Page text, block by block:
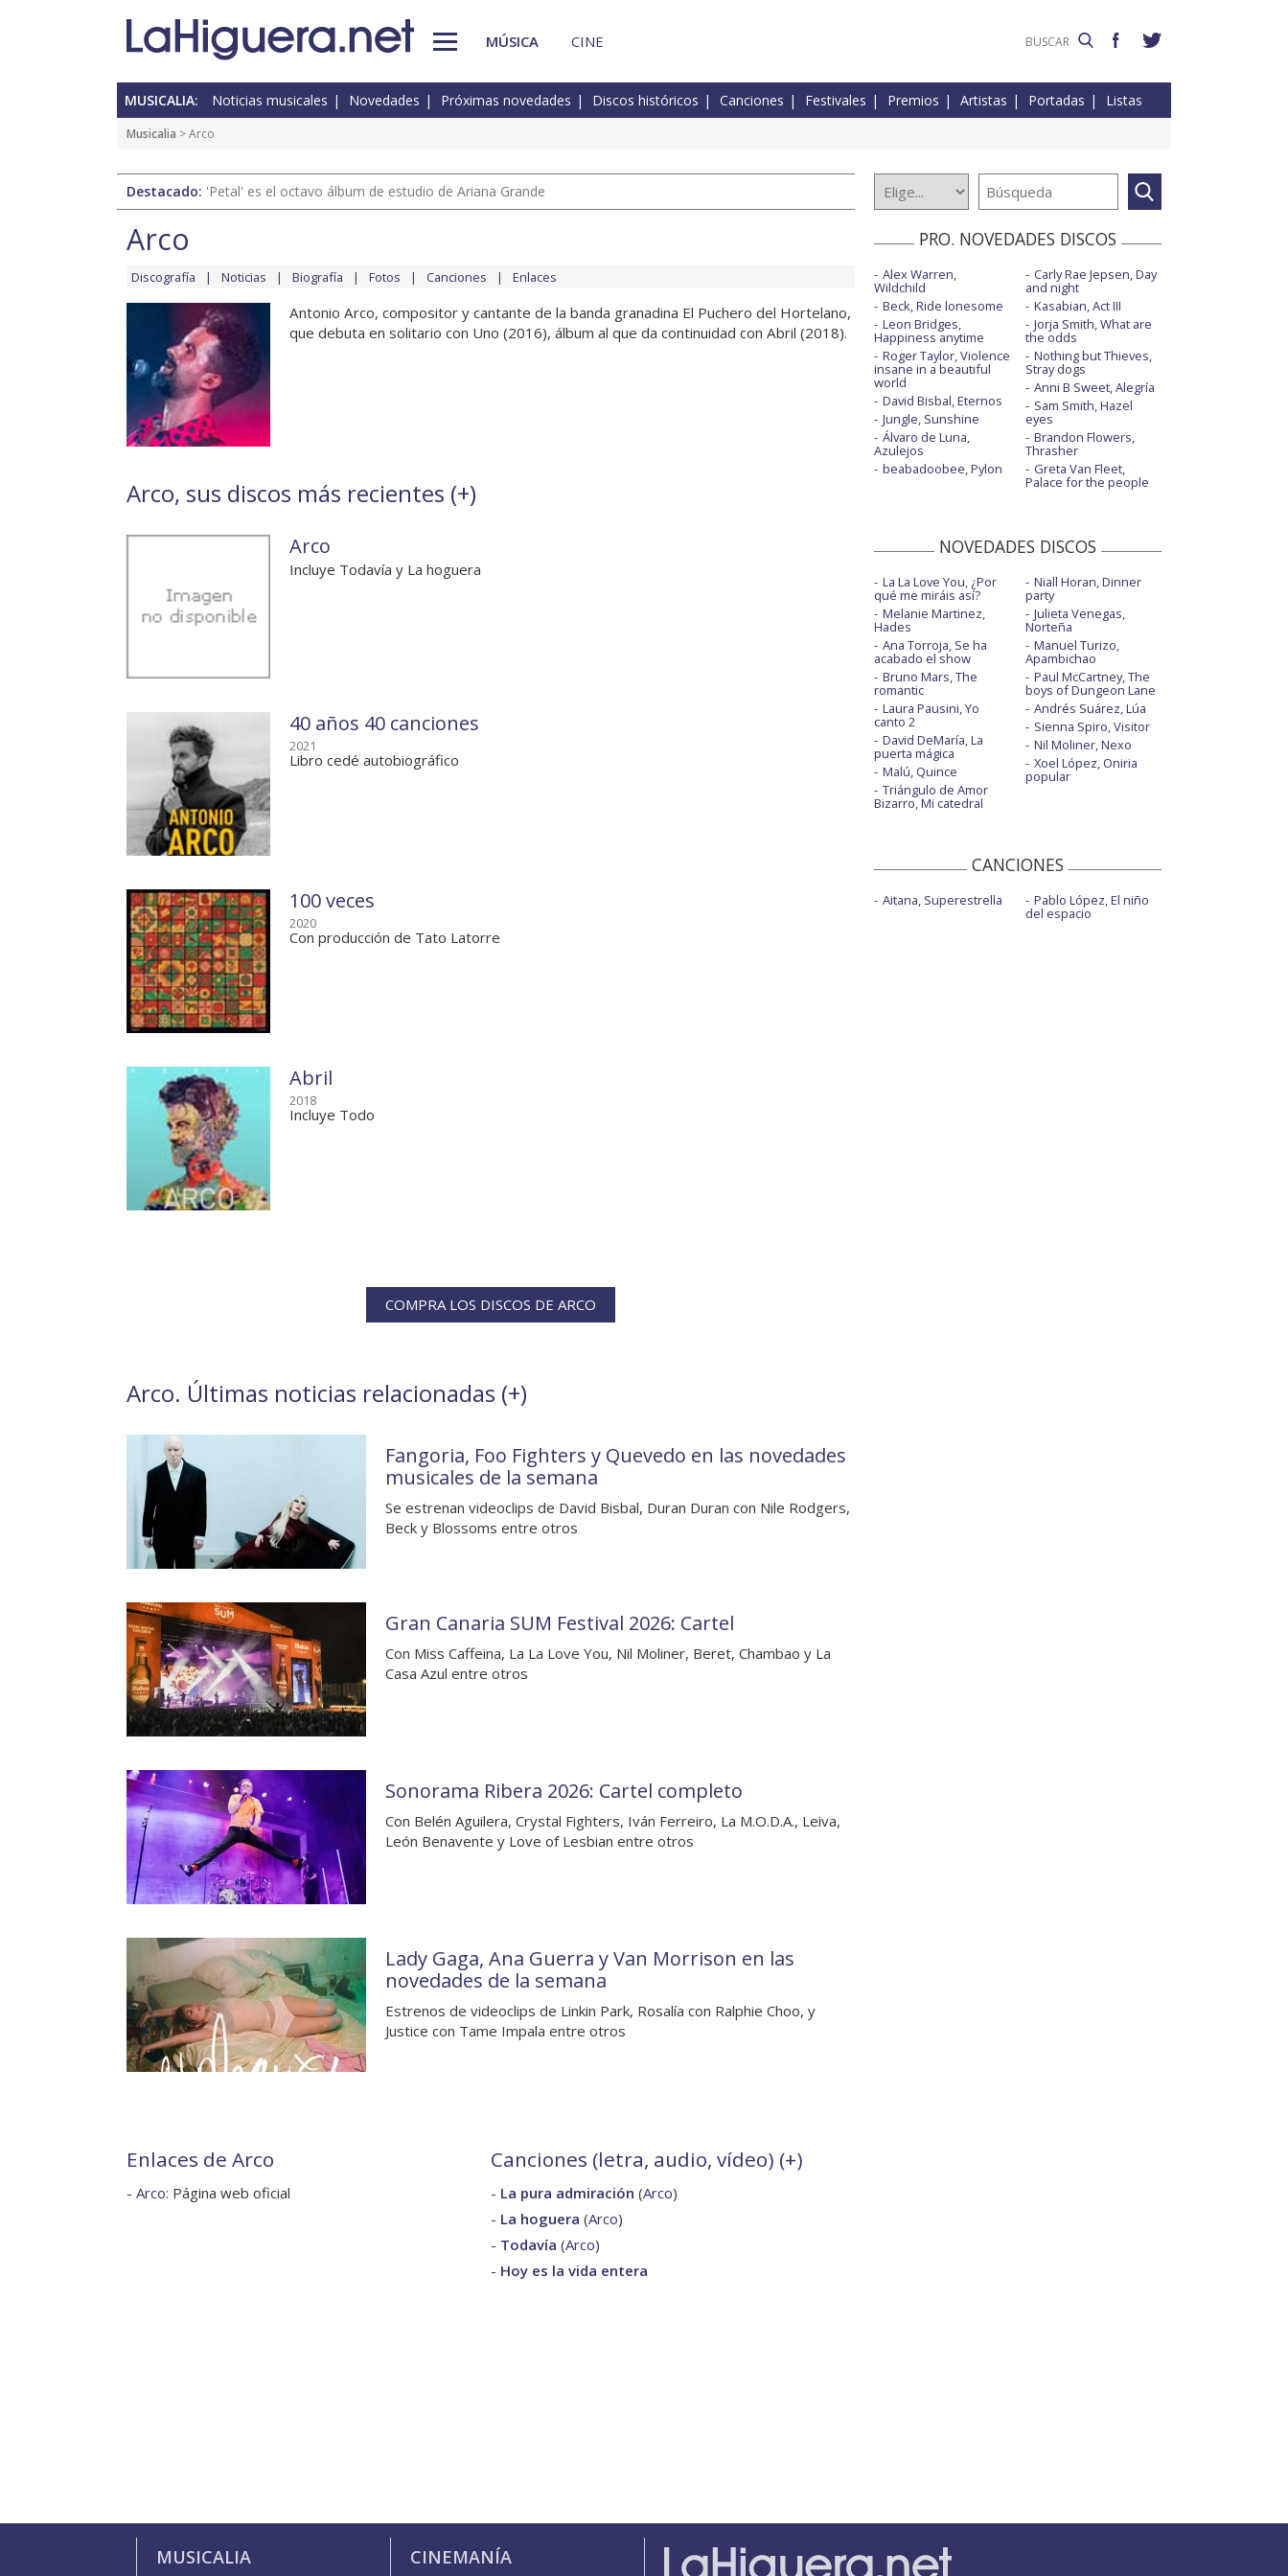
MÚSICA CINE
MUSICALIA: Noticias musicales Novedades Próximas novedades Discos históricos Canciones Festivales Premios Artistas Portadas Listas
Musicalia > Arco
Destacado: 'Petal' es el octavo álbum de estudio de Ariana Grande
Arco
Discografía Noticias Biografía Fotos Canciones Enlaces
Antonio Arco, compositor y cantante de la banda granadina El Puchero del Hortelano,
que debuta en solitario con Uno (2016), álbum al que da continuidad con Abril (2018).
Arco, sus discos más recientes (+)
Arco
Incluye Todavía y La hoguera
40 años 40 canciones
2021
Libro cedé autobiográfico
100 veces
2020
Con producción de Tato Latorre
Abril
2018
Incluye Todo
COMPRA LOS DISCOS DE ARCO
Arco. Últimas noticias relacionadas (+)
Fangoria, Foo Fighters y Quevedo en las novedades
musicales de la semana
Se estrenan videoclips de David Bisbal, Duran Duran con Nile Rodgers,
Beck y Blossoms entre otros
Gran Canaria SUM Festival 2026: Cartel
Con Miss Caffeina, La La Love You, Nil Moliner, Beret, Chambao y La
Casa Azul entre otros
Sonorama Ribera 2026: Cartel completo
Con Belén Aguilera, Crystal Fighters, Iván Ferreiro, La M.O.D.A., Leiva,
León Benavente y Love of Lesbian entre otros
Lady Gaga, Ana Guerra y Van Morrison en las
novedades de la semana
Estrenos de videoclips de Linkin Park, Rosalía con Ralphie Choo, y
Justice con Tame Impala entre otros
Enlaces de Arco
- Arco: Página web oficial
Canciones (letra, audio, vídeo) (+)
- La pura admiración (Arco)
- La hoguera (Arco)
- Todavía (Arco)
- Hoy es la vida entera
PRO. NOVEDADES DISCOS
Alex Warren,
Wildchild
Beck, Ride lonesome
Leon Bridges,
Happiness anytime
Roger Taylor, Violence
insane in a beautiful
world
David Bisbal, Eternos
Jungle, Sunshine
Álvaro de Luna,
Azulejos
beabadoobee, Pylon
Carly Rae Jepsen, Day
and night
Kasabian, Act III
Jorja Smith, What are
the odds
Nothing but Thieves,
Stray dogs
Anni B Sweet, Alegría
Sam Smith, Hazel
eyes
Brandon Flowers,
Thrasher
Greta Van Fleet,
Palace for the people
NOVEDADES DISCOS
La La Love You, ¿Por
qué me miráis así?
Melanie Martinez,
Hades
Ana Torroja, Se ha
acabado el show
Bruno Mars, The
romantic
Laura Pausini, Yo
canto 2
David DeMaría, La
puerta mágica
Malú, Quince
Triángulo de Amor
Bizarro, Mi catedral
Niall Horan, Dinner
party
Julieta Venegas,
Norteña
Manuel Turizo,
Apambichao
Paul McCartney, The
boys of Dungeon Lane
Andrés Suárez, Lúa
Sienna Spiro, Visitor
Nil Moliner, Nexo
Xoel López, Oniria
popular
CANCIONES
Aitana, Superestrella Pablo López, El niño
del espacio
MUSICALIA CINEMANÍA